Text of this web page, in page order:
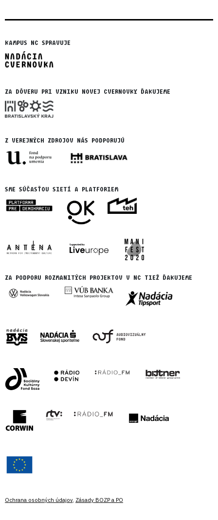
KAMPUS NC SPRAVUJE
ZA DÔVERU PRI VZNIKU NOVEJ CVERNOVKY ĎAKUJEME
Z VEREJNÝCH ZDROJOV NÁS PODPORUJÚ
SME SÚČASŤOU SIETÍ A PLATFORIEM
ZA PODPORU ROZMANITÝCH PROJEKTOV V NC TIEŽ ĎAKUJEME
Ochrana osobných údajov, Zásady BOZP a PO